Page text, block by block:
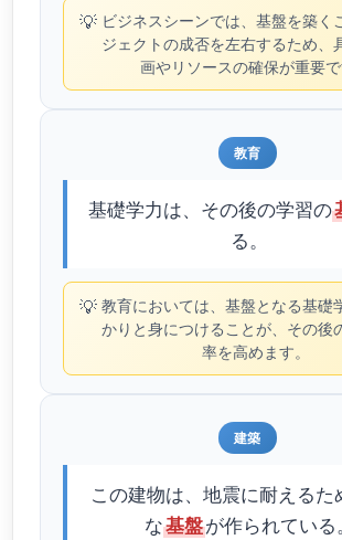
💡 ビジネスシーンでは、基盤を築く
ジェクトの成否を左右するため、
画やリソースの確保が重要で
教育
基礎学力は、その後の学習の
る。
💡 教育においては、基盤となる基礎
かりと身につけることが、その後
率を高めます。
建築
この建物は、地震に耐えるた
な基盤が作られている。